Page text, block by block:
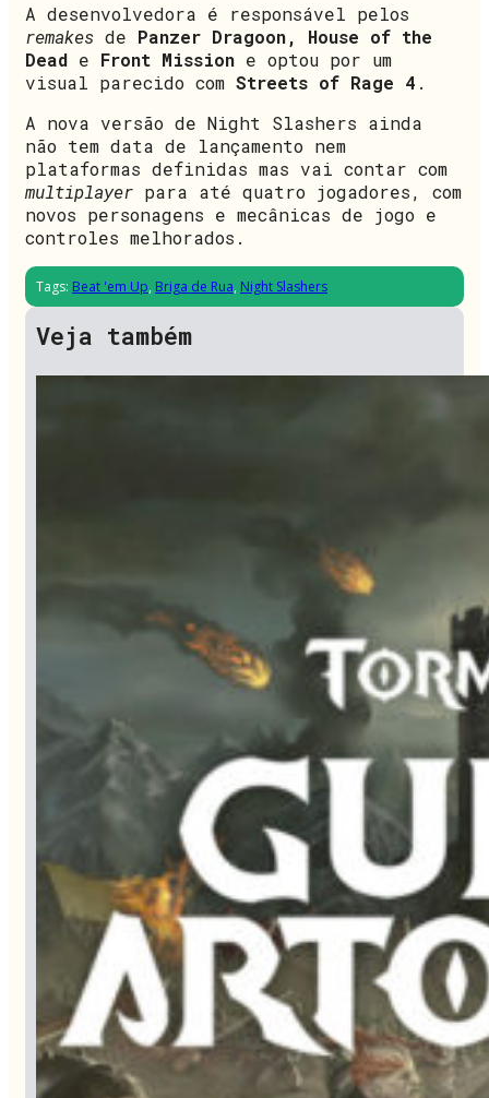
A desenvolvedora é responsável pelos
remakes de Panzer Dragoon, House of the
Dead e Front Mission e optou por um
visual parecido com Streets of Rage 4 .
A nova versão de Night Slashers ainda
não tem data de lançamento nem
plataformas definidas mas vai contar com
multiplayer para até quatro jogadores, com
novos personagens e mecânicas de jogo e
controles melhorados.
Tags: Beat 'em Up, Briga de Rua, Night Slashers
Veja também